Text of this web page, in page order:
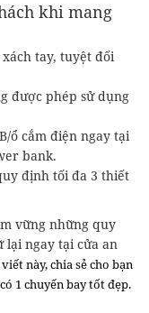
khi mang
tay, tuyệt đối
được phép sử dụng
ổ cắm điện ngay tại
bank.
định tối đa 3 thiết
vững những quy
lại ngay tại cửa an
này, chia sẻ cho bạn
1 chuyến bay tốt đẹp.